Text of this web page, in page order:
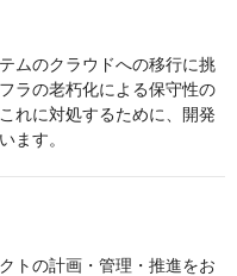
ムのクラウドへの移行に挑
ラの老朽化による保守性の
れに対処するために、開発
ます。
トの計画・管理・推進をお